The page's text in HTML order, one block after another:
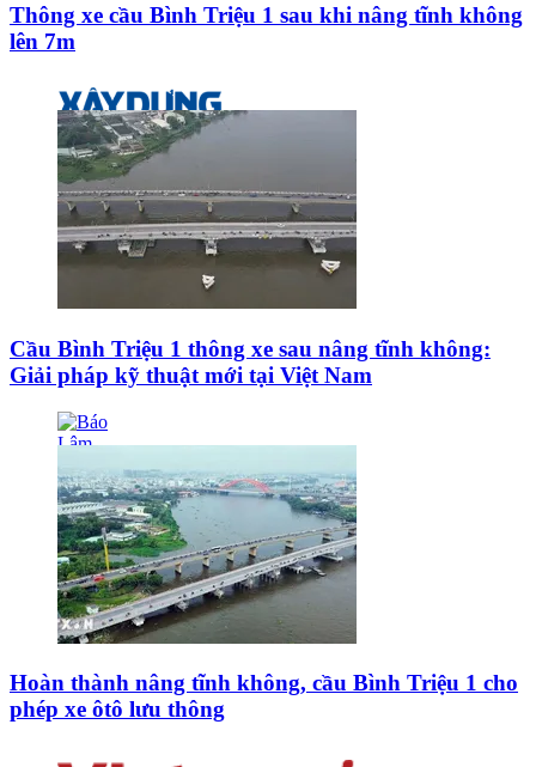
Thông xe cầu Bình Triệu 1 sau khi nâng tĩnh không
lên 7m
Cầu Bình Triệu 1 thông xe sau nâng tĩnh không:
Giải pháp kỹ thuật mới tại Việt Nam
Hoàn thành nâng tĩnh không, cầu Bình Triệu 1 cho
phép xe ôtô lưu thông